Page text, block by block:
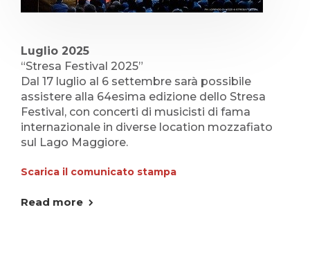
Luglio 2025
“Stresa Festival 2025”
Dal 17 luglio al 6 settembre sarà possibile
assistere alla 64esima edizione dello Stresa
Festival, con concerti di musicisti di fama
internazionale in diverse location mozzafiato
sul Lago Maggiore.
Scarica il comunicato stampa
Read more